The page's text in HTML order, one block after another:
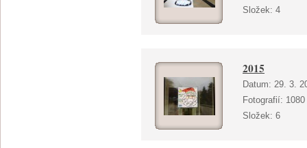
Složek: 4
2015
Datum: 29. 3.
Fotografií: 1080
Složek: 6